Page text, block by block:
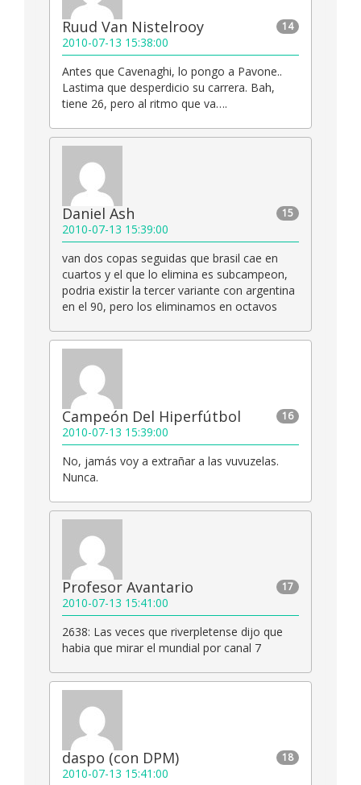
14
Ruud Van Nistelrooy
2010-07-13 15:38:00
Antes que Cavenaghi, lo pongo a Pavone..
Lastima que desperdicio su carrera. Bah,
tiene 26, pero al ritmo que va….
15
Daniel Ash
2010-07-13 15:39:00
van dos copas seguidas que brasil cae en
cuartos y el que lo elimina es subcampeon,
podria existir la tercer variante con argentina
en el 90, pero los eliminamos en octavos
16
Campeón Del Hiperfútbol
2010-07-13 15:39:00
No, jamás voy a extrañar a las vuvuzelas.
Nunca.
17
Profesor Avantario
2010-07-13 15:41:00
2638: Las veces que riverpletense dijo que
habia que mirar el mundial por canal 7
18
daspo (con DPM)
2010-07-13 15:41:00